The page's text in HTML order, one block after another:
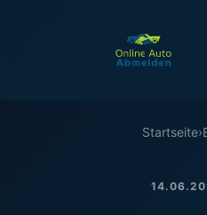
Startseite›